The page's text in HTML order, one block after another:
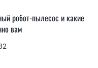
робот-пылесос и какие
вам